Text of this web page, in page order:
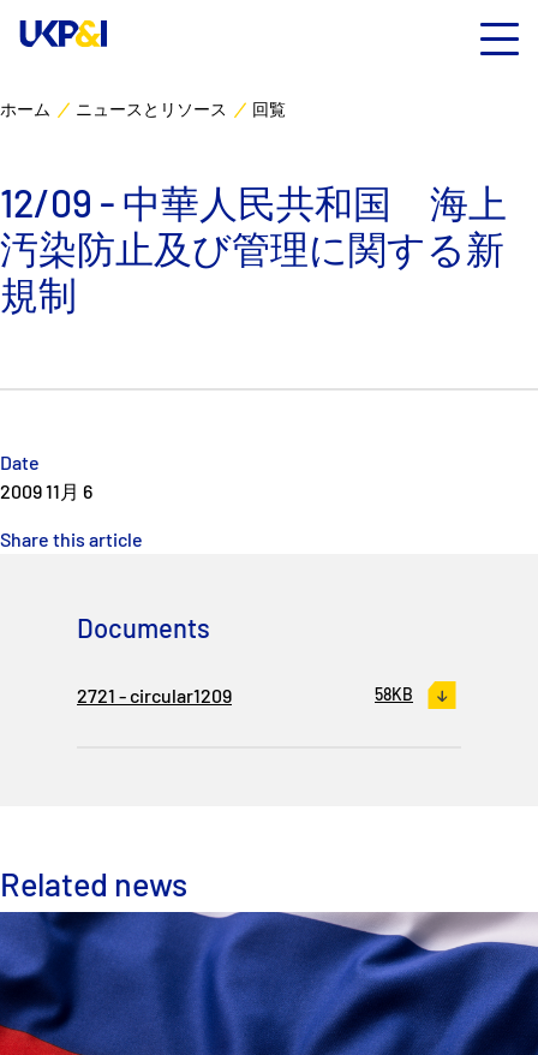
P&I Emergency Contacts
Fixed P&I Emergency Contacts
English 日本語
リスクマネジメント
Industry Expertise
コンタクト
ホーム ニュースとリソース 回覧
12/09 - 中華人民共和国 海上
汚染防止及び管理に関する新
規制
Date
2009 11月 6
Share this article
Documents
2721 - circular1209 58KB
Related news